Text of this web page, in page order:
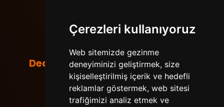
Çerezleri kullanıyoruz
Web sitemizde gezinme
deneyiminizi geliştirmek, size
kişiselleştirilmiş içerik ve hedefli
reklamlar göstermek, web sitesi
trafiğimizi analiz etmek ve
DedeNetworkTüm hakları saklıdır. © 2026
Powered byLeaderOS